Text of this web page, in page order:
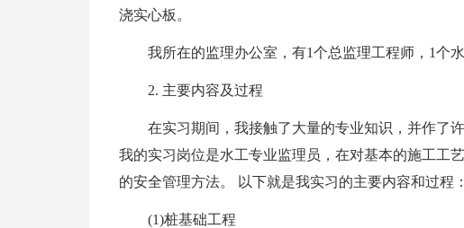
浇实心板。
我所在的监理办公室，有1个总监理工程师，1个
2. 主要内容及过程
在实习期间，我接触了大量的专业知识，并作了
我的实习岗位是水工专业监理员，在对基本的施工工
的安全管理方法。 以下就是我实习的主要内容和过程：
(1)桩基础工程